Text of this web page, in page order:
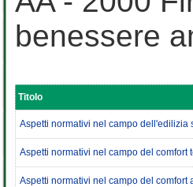
benessere
Titolo
Aspetti normativi nel campo dell'edilizia
Aspetti normativi nel campo del comfort
Aspetti normativi nel campo del comfort